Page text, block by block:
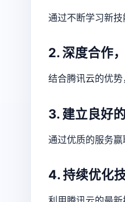
通过不断学习新
2. 深度合作
结合腾讯云的优
3. 建立良好
通过优质的服务
4. 持续优化